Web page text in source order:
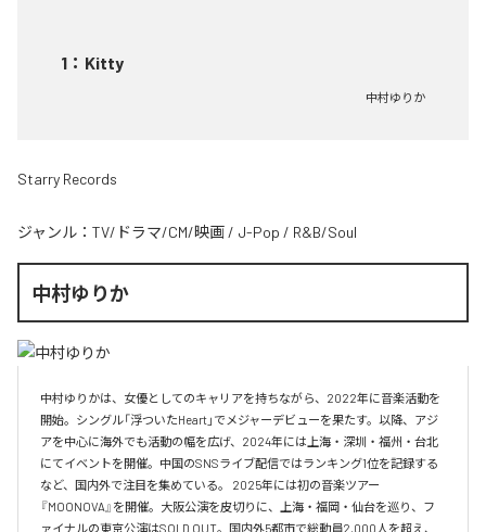
1 ： Kitty
中村ゆりか
Starry Records
ジャンル： TV/ドラマ/CM/映画 / J-Pop / R&B/Soul
中村ゆりか
中村ゆりかは、女優としてのキャリアを持ちながら、2022年に音楽活動を
開始。シングル「浮ついたHeart」でメジャーデビューを果たす。以降、アジ
アを中心に海外でも活動の幅を広げ、2024年には上海・深圳・福州・台北
にてイベントを開催。中国のSNSライブ配信ではランキング1位を記録する
など、国内外で注目を集めている。 2025年には初の音楽ツアー
『MOONOVA』を開催。大阪公演を皮切りに、上海・福岡・仙台を巡り、フ
ァイナルの東京公演はSOLD OUT。国内外5都市で総動員2,000人を超え、